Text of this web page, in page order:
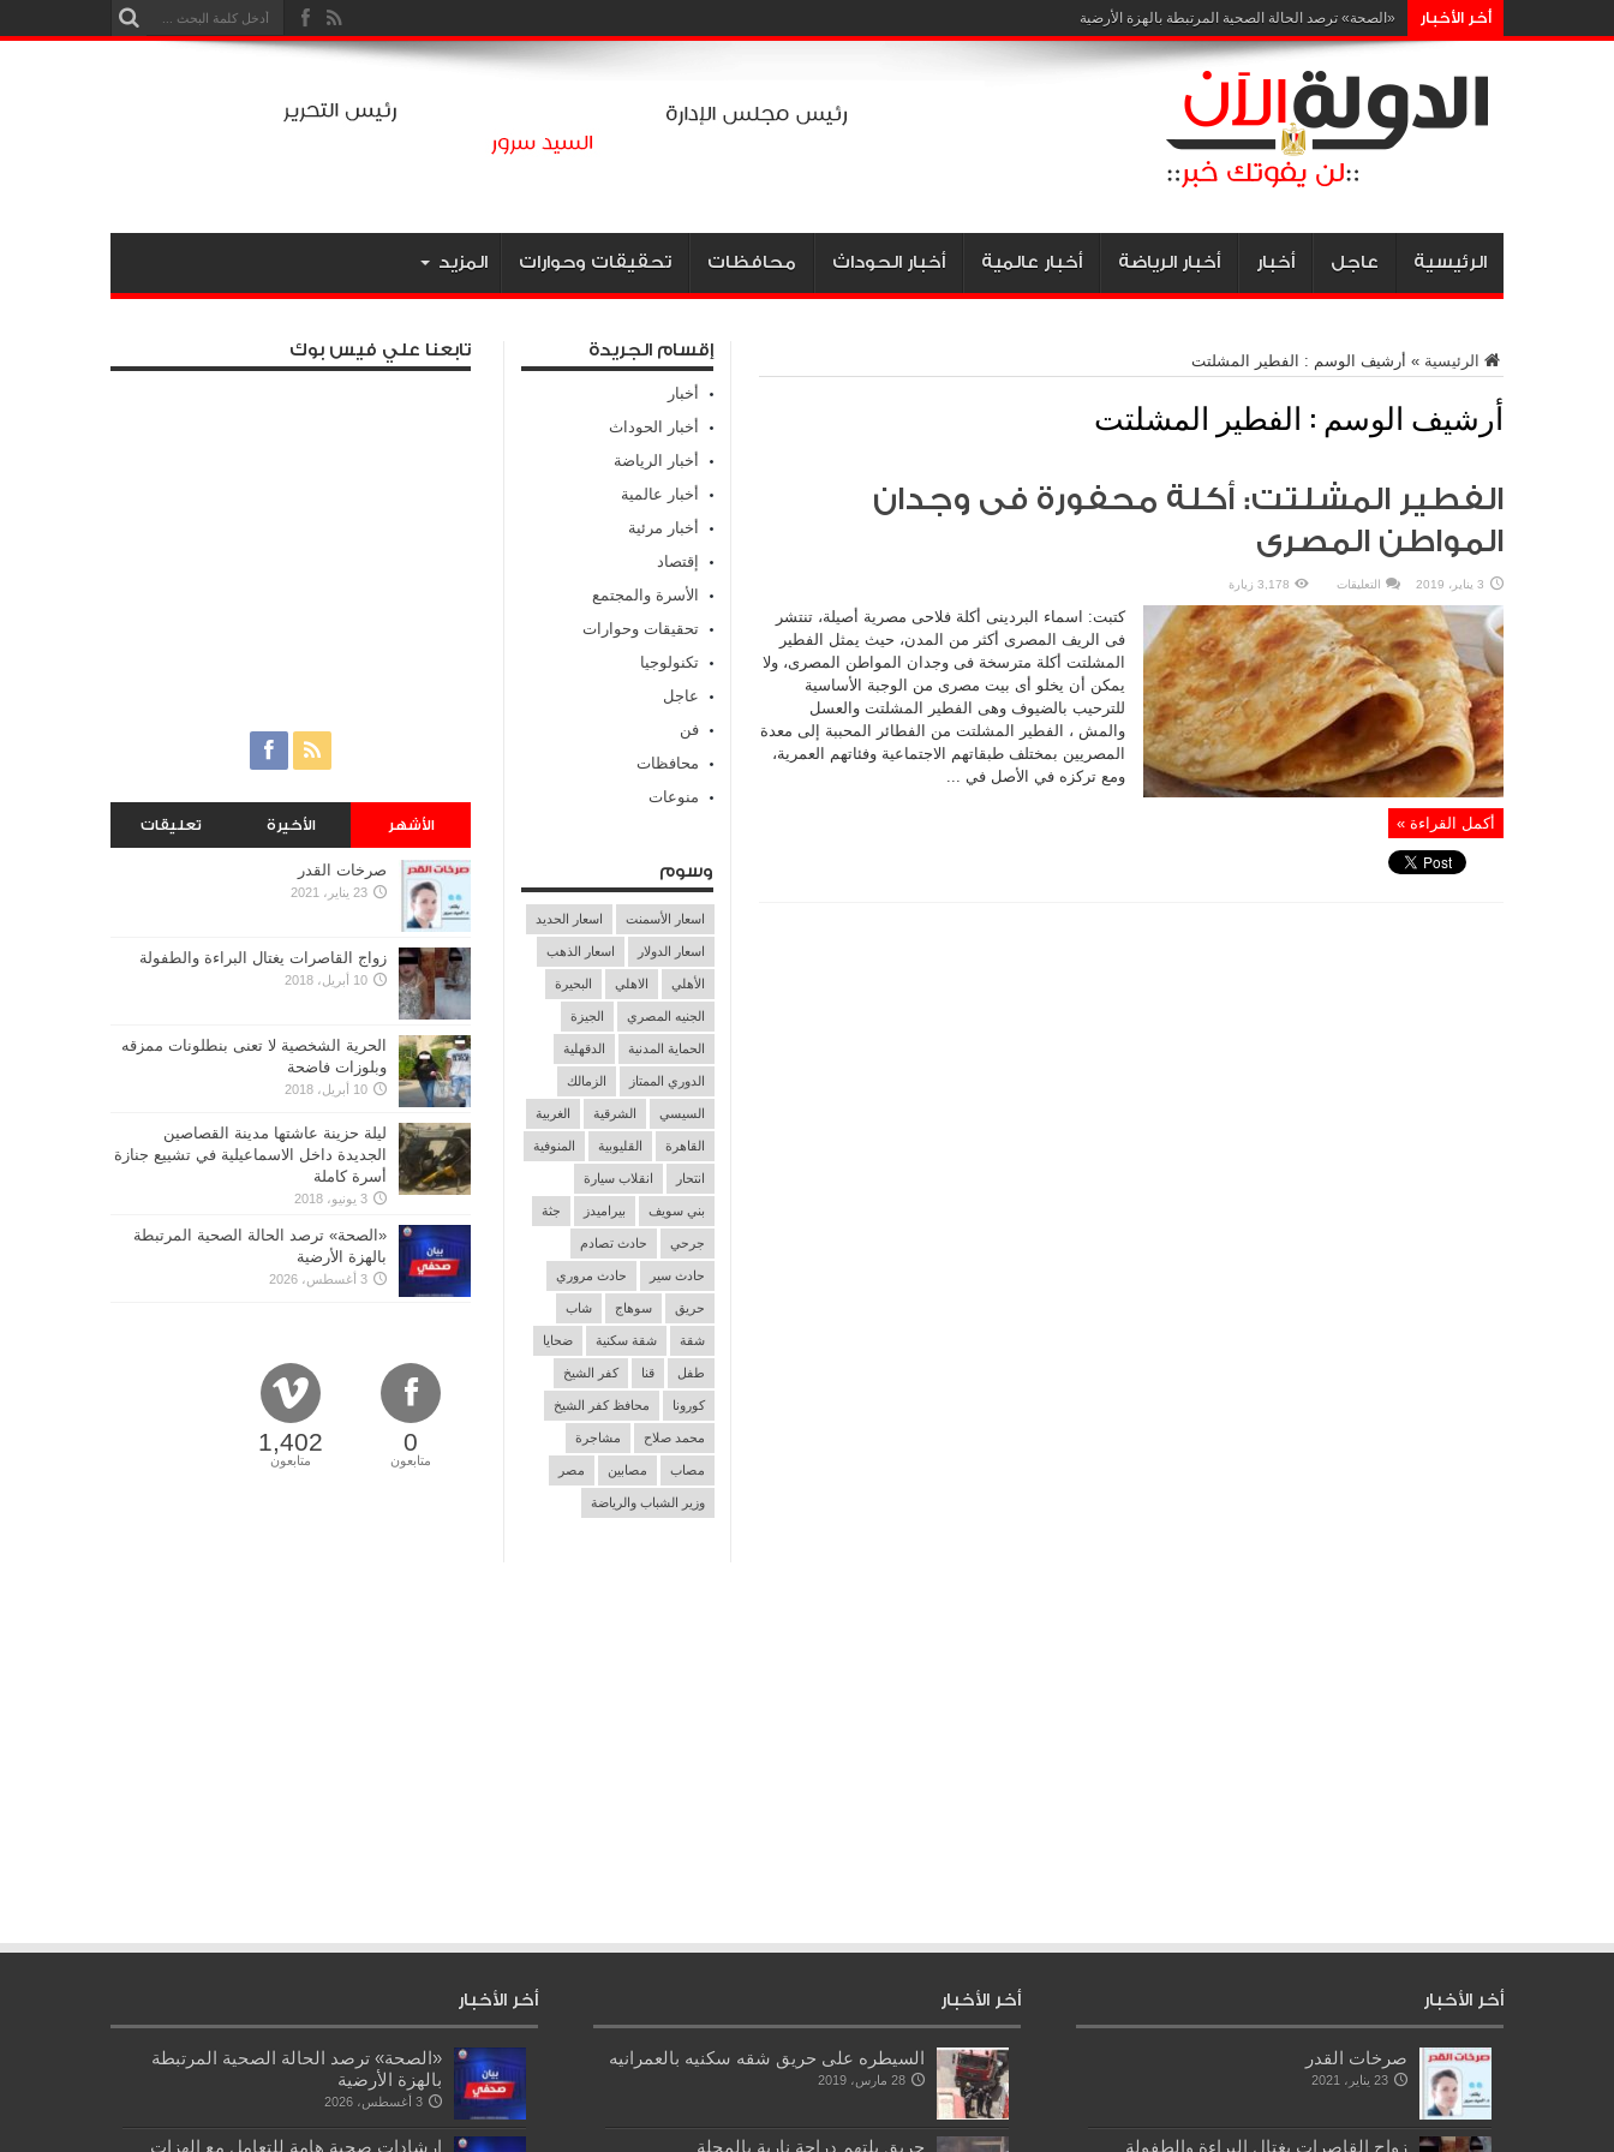
أخر الأخبار إرشادات صحية
الرئيسية عاجل أخبار أخبار الرياضة أخبار عالمية أخبار الحوداث محافظات تحقيقات وحوارات المزيد
الرئيسية » أرشيف الوسم : الفطير المشلتت
أرشيف الوسم : الفطير المشلتت
الفطير المشلتت: أكلة محفورة فى وجدان
المواطن المصرى
3 يناير، 2019 التعليقات
المشلتت:
أكلة
محفورة
فى
وجدان
المواطن
المصرى
مغلقة
3,178 زيارة
كتبت: اسماء البردينى أكلة فلاحى مصرية أصيلة، تنتشر
فى الريف المصرى أكثر من المدن، حيث يمثل الفطير
المشلتت أكلة مترسخة فى وجدان المواطن المصرى، ولا
يمكن أن يخلو أى بيت مصرى من الوجبة الأساسية
للترحيب بالضيوف وهى الفطير المشلتت والعسل
والمش ، الفطير المشلتت من الفطائر المحببة إلى معدة
المصريين بمختلف طبقاتهم الاجتماعية وفئاتهم العمرية،
ومع تركزه في الأصل في ...
أكمل القراءة »
إقسام الجريدة
أخبار
أخبار الحوداث
أخبار الرياضة
أخبار عالمية
أخبار مرئية
إقتصاد
الأسرة والمجتمع
تحقيقات وحوارات
تكنولوجيا
عاجل
فن
محافظات
منوعات
وسوم
اسعار الأسمنت اسعار الحديد
اسعار الدولار اسعار الذهب
الأهلي الاهلي البحيرة
الجنيه المصري الجيزة
الحماية المدنية الدقهلية
الدوري الممتاز الزمالك
السيسي الشرقية الغربية
القاهرة القليوبية المنوفية
انتحار انقلاب سيارة
بني سويف بيراميدز جثة
جرحي حادث تصادم
حادث سير حادث مروري
حريق سوهاج شاب
شقة شقة سكنية ضحايا
طفل قنا كفر الشيخ
كورونا محافظ كفر الشيخ
محمد صلاح مشاجرة
مصاب مصابين مصر
وزير الشباب والرياضة
تابعنا علي فيس بوك
الأشهر الأخيرة تعليقات
صرخات القدر
23 يناير، 2021
زواج القاصرات يغتال البراءة والطفولة
10 أبريل، 2018
الحرية الشخصية لا تعنى بنطلونات ممزقه
وبلوزات فاضحة
10 أبريل، 2018
ليلة حزينة عاشتها مدينة القصاصين
الجديدة داخل الاسماعيلية في تشييع جنازة
أسرة كاملة
3 يونيو، 2018
«الصحة» ترصد الحالة الصحية المرتبطة
بالهزة الأرضية
3 أغسطس، 2026
0
متابعون
1,402
متابعون
أخر الأخبار
صرخات القدر
23 يناير، 2021
زواج القاصرات يغتال البراءة والطفولة
أخر الأخبار
السيطره على حريق شقه سكنيه بالعمرانيه
28 مارس، 2019
حريق يلتهم دراجة نارية بالمحلة
أخر الأخبار
«الصحة» ترصد الحالة الصحية المرتبطة
بالهزة الأرضية
3 أغسطس، 2026
إرشادات صحية هامة للتعامل مع الهزات